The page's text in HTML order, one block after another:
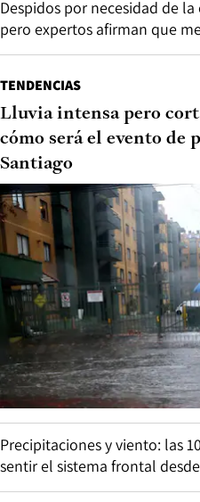
Despidos por necesidad de
pero expertos afirman que
TENDENCIAS
Lluvia intensa pero
cómo será el evento de
Santiago
Precipitaciones y viento: las
sentir el sistema frontal